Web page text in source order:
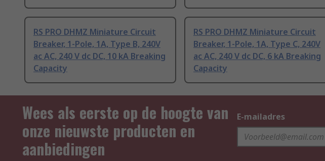
RS PRO DHMZ Miniature Circuit
Breaker, 1-Pole, 1A, Type B, 240V
ac AC, 240 V dc DC, 10 kA Breaking
Capacity
RS PRO DHMZ Miniature Circuit
Breaker, 1-Pole, 1A, Type C, 240V
ac AC, 240 V dc DC, 6 kA Breaking
Capacity
Wees als eerste op de hoogte van
onze nieuwste producten en
aanbiedingen
E-mailadres